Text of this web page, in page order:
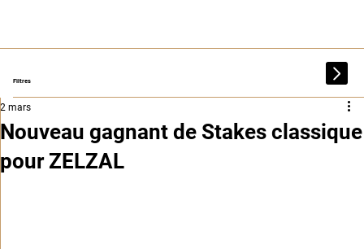
Filtres
Nouveau gagnant de Stakes classique
pour ZELZAL
2 mars